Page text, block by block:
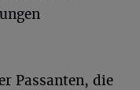
Passanten, die